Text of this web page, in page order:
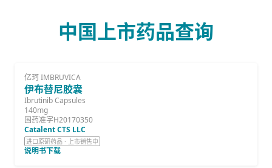
中国上市药品查询
亿珂 IMBRUVICA
伊布替尼胶囊
Ibrutinib Capsules
140mg
国药准字H20170350
Catalent CTS LLC
进口原研药品 · 上市销售中
说明书下载